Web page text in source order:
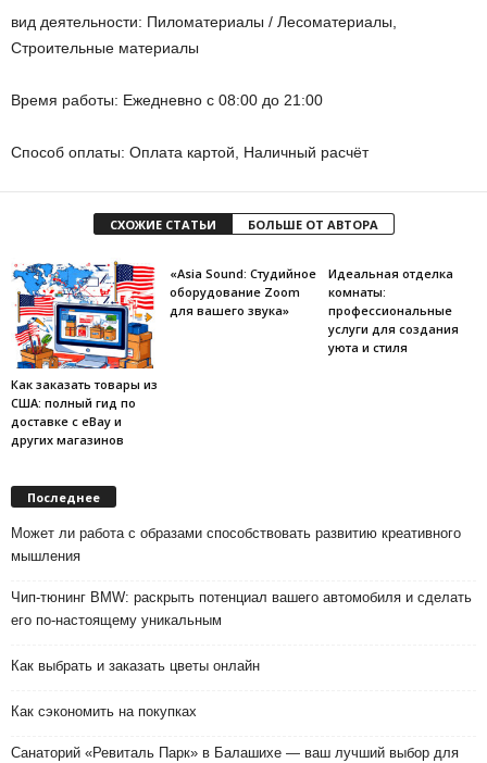
вид деятельности: Пиломатериалы / Лесоматериалы,
Строительные материалы
Время работы: Ежедневно с 08:00 до 21:00
Способ оплаты: Оплата картой, Наличный расчёт
СХОЖИЕ СТАТЬИ БОЛЬШЕ ОТ АВТОРА
Как заказать товары из
США: полный гид по
доставке с eBay и
других магазинов
«Asia Sound: Студийное
оборудование Zoom
для вашего звука»
Идеальная отделка
комнаты:
профессиональные
услуги для создания
уюта и стиля
Последнее
Может ли работа с образами способствовать развитию креативного
мышления
Чип-тюнинг BMW: раскрыть потенциал вашего автомобиля и сделать
его по-настоящему уникальным
Как выбрать и заказать цветы онлайн
Как сэкономить на покупках
Санаторий «Ревиталь Парк» в Балашихе — ваш лучший выбор для